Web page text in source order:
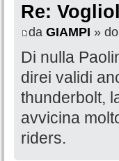
Re:
da GIAMPI »
Di nulla
direi validi
thunderbolt,
avvicina
riders.